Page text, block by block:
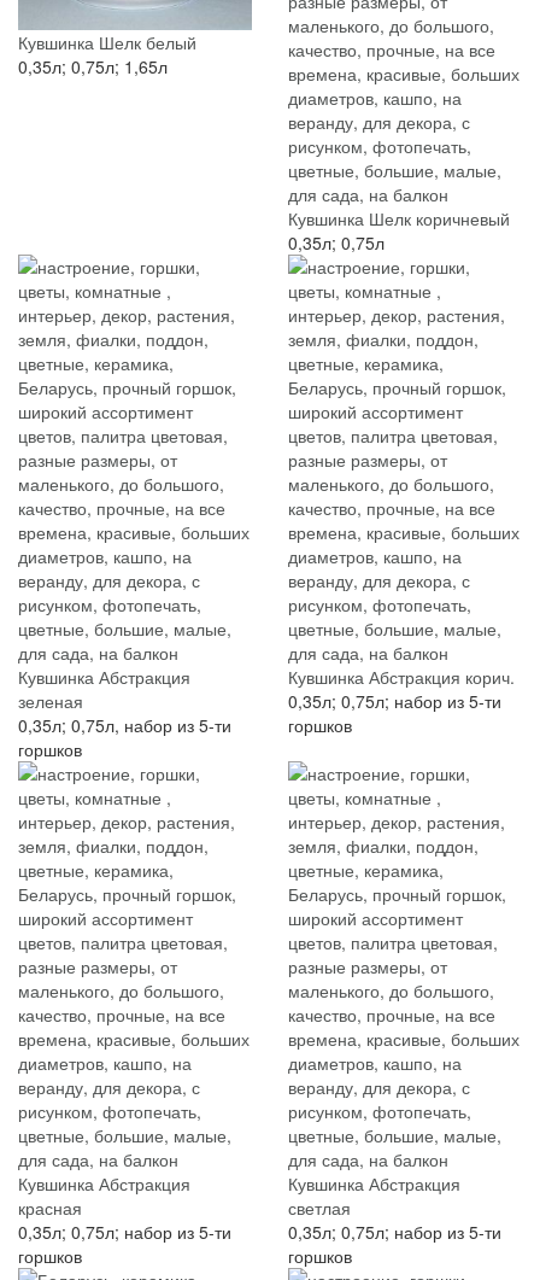
Кувшинка Шелк белый
0,35л; 0,75л; 1,65л
Кувшинка Шелк коричневый
0,35л; 0,75л
Кувшинка Абстракция
зеленая
0,35л; 0,75л, набор из 5-ти
горшков
Кувшинка Абстракция корич.
0,35л; 0,75л; набор из 5-ти
горшков
Кувшинка Абстракция
красная
0,35л; 0,75л; набор из 5-ти
горшков
Кувшинка Абстракция
светлая
0,35л; 0,75л; набор из 5-ти
горшков